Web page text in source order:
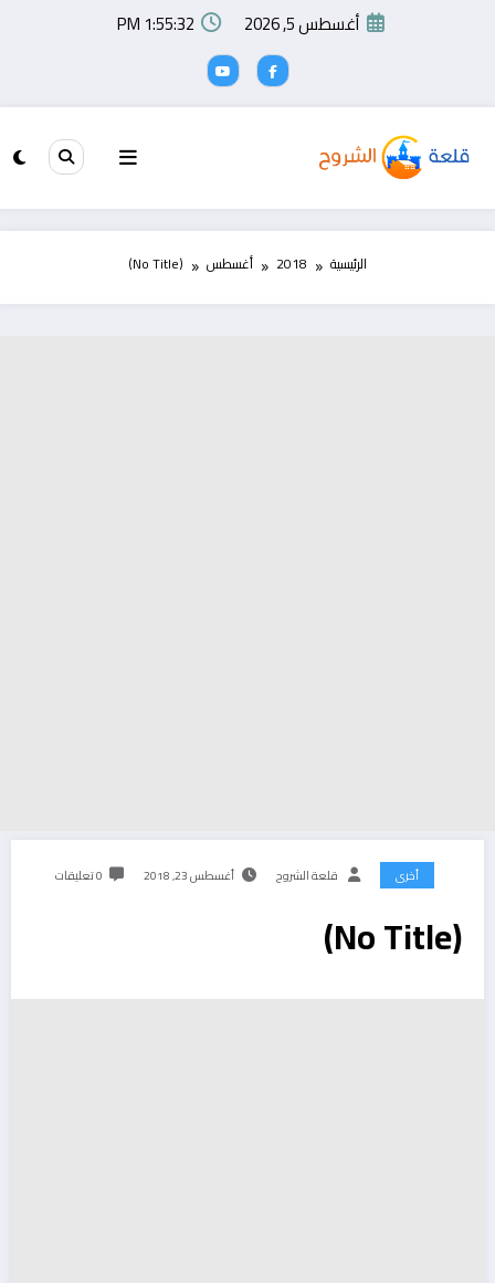
أغسطس 5, 2026 1:55:32 PM
الرئيسية 2018 أغسطس (No Title)
أخرى قلعة الشروح أغسطس 23, 2018 0 تعليقات
(No Title)